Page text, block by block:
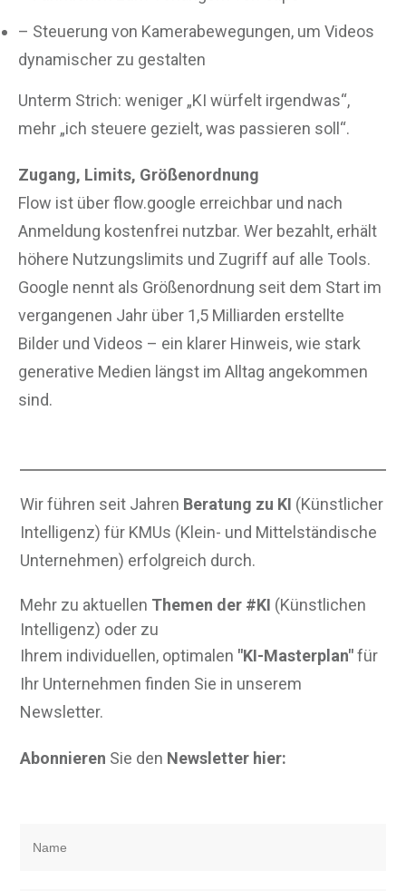
– Steuerung von Kamerabewegungen, um Videos
dynamischer zu gestalten
Unterm Strich: weniger „KI würfelt irgendwas“,
mehr „ich steuere gezielt, was passieren soll“.
Zugang, Limits, Größenordnung
Flow ist über flow.google erreichbar und nach
Anmeldung kostenfrei nutzbar. Wer bezahlt, erhält
höhere Nutzungslimits und Zugriff auf alle Tools.
Google nennt als Größenordnung seit dem Start im
vergangenen Jahr über 1,5 Milliarden erstellte
Bilder und Videos – ein klarer Hinweis, wie stark
generative Medien längst im Alltag angekommen
sind.
Wir führen seit Jahren Beratung zu KI (Künstlicher
Intelligenz) für KMUs (Klein- und Mittelständische
Unternehmen) erfolgreich durch.
Mehr zu aktuellen Themen der #KI (Künstlichen
Intelligenz) oder zu
Ihrem individuellen, optimalen "KI-Masterplan"für
Ihr Unternehmen finden Sie in unserem
Newsletter.
Abonnieren Sie den Newsletter hier: